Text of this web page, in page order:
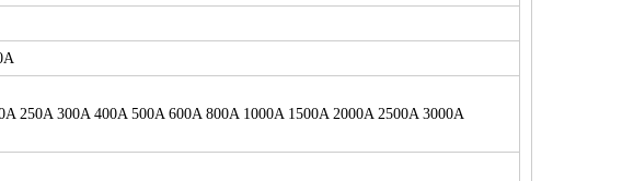
250A 300A 400A 500A 600A 800A 1000A 1500A 2000A 2500A 3000A